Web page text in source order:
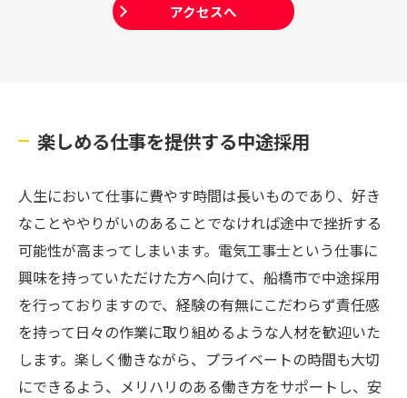
アクセスへ
楽しめる仕事を提供する中途採用
人生において仕事に費やす時間は長いものであり、好き
なことややりがいのあることでなければ途中で挫折する
可能性が高まってしまいます。電気工事士という仕事に
興味を持っていただけた方へ向けて、船橋市で中途採用
を行っておりますので、経験の有無にこだわらず責任感
を持って日々の作業に取り組めるような人材を歓迎いた
します。楽しく働きながら、プライベートの時間も大切
にできるよう、メリハリのある働き方をサポートし、安